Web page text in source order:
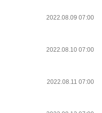
2022.08.09 07:00
2022.08.10 07:00
2022.08.11 07:00